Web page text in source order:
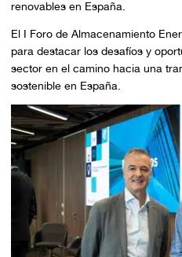
renovables en España.
El I Foro de Almacenamiento
para destacar los desafíos y
sector en el camino hacia una
sostenible en España.